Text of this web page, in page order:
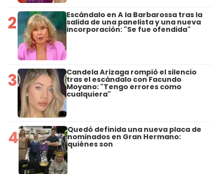
2 Escándalo en A la Barbarossa tras la
salida de una panelista y una nueva
incorporación: "Se fue ofendida"
3 Candela Arizaga rompió el silencio
tras el escándalo con Facundo
Moyano: "Tengo errores como
cualquiera"
4 Quedó definida una nueva placa de
nominados en Gran Hermano:
quiénes son